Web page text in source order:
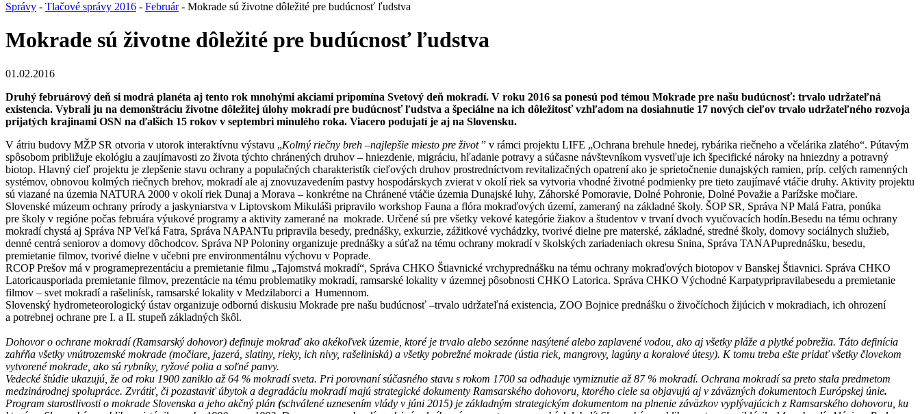
Správy - Tlačové správy 2016 - Február- Mokrade sú životne dôležité pre budúcnosť ľudstva
Mokrade sú životne dôležité pre budúcnosť ľudstva
01.02.2016
Druhý februárový deň si modrá planéta aj tento rok mnohými akciami pripomína Svetový deň mokradí. V roku 2016 sa ponesú pod témou Mokrade pre našu budúcnosť: trvalo udržateľná
existencia. Vybrali ju na demonštráciu životne dôležitej úlohy mokradí pre budúcnosť ľudstva a špeciálne na ich dôležitosť vzhľadom na dosiahnutie 17 nových cieľov trvalo udržateľného rozvoja
prijatých krajinami OSN na ďalších 15 rokov v septembri minulého roka. Viacero podujatí je aj na Slovensku.
V átriu budovy MŽP SR otvoria v utorok interaktívnu výstavu „Kolmý riečny breh –najlepšie miesto pre život” v rámci projektu LIFE „Ochrana brehule hnedej, rybárika riečneho a včelárika zlatého“. Pútavým
spôsobom približuje ekológiu a zaujímavosti zo života týchto chránených druhov – hniezdenie, migráciu, hľadanie potravy a súčasne návštevníkom vysvetľuje ich špecifické nároky na hniezdny a potravný
biotop. Hlavný cieľ projektu je zlepšenie stavu ochrany a populačných charakteristík cieľových druhov prostredníctvom revitalizačných opatrení ako je sprietočnenie dunajských ramien, príp. celých ramenných
systémov, obnovou kolmých riečnych brehov, mokradí ale aj znovuzavedením pastvy hospodárskych zvierat v okolí riek sa vytvoria vhodné životné podmienky pre tieto zaujímavé vtáčie druhy. Aktivity projektu
sú viazané na územia NATURA 2000 v okolí riek Dunaj a Morava – konkrétne na Chránené vtáčie územia Dunajské luhy, Záhorské Pomoravie, Dolné Pohronie, Dolné Považie a Parížske močiare.
Slovenské múzeum ochrany prírody a jaskyniarstva v Liptovskom Mikuláši pripravilo workshop Fauna a flóra mokraďových území, zameraný na základné školy. ŠOP SR, Správa NP Malá Fatra, ponúka
pre školy v regióne počas februára výukové programy a aktivity zamerané na mokrade. Určené sú pre všetky vekové kategórie žiakov a študentov v trvaní dvoch vyučovacích hodín.Besedu na tému ochrany
mokradí chystá aj Správa NP Veľká Fatra, Správa NAPANTu pripravila besedy, prednášky, exkurzie, zážitkové vychádzky, tvorivé dielne pre materské, základné, stredné školy, domovy sociálnych služieb,
denné centrá seniorov a domovy dôchodcov. Správa NP Poloniny organizuje prednášky a súťaž na tému ochrany mokradí v školských zariadeniach okresu Snina, Správa TANAPuprednášku, besedu,
premietanie filmov, tvorivé dielne v učebni pre environmentálnu výchovu v Poprade.
RCOP Prešov má v programeprezentáciu a premietanie filmu „Tajomstvá mokradí“, Správa CHKO Štiavnické vrchyprednášku na tému ochrany mokraďových biotopov v Banskej Štiavnici. Správa CHKO
Latoricausporiada premietanie filmov, prezentácie na tému problematiky mokradí, ramsarské lokality v územnej pôsobnosti CHKO Latorica. Správa CHKO Východné Karpatypripravilabesedu a premietanie
filmov – svet mokradí a rašelinísk, ramsarské lokality v Medzilaborci a Humennom.
Slovenský hydrometeorologický ústav organizuje odbornú diskusiu Mokrade pre našu budúcnosť –trvalo udržateľná existencia, ZOO Bojnice prednášku o živočíchoch žijúcich v mokradiach, ich ohrození
a potrebnej ochrane pre I. a II. stupeň základných škôl.
Dohovor o ochrane mokradí (Ramsarský dohovor) definuje mokraď ako akékoľvek územie, ktoré je trvalo alebo sezónne nasýtené alebo zaplavené vodou, ako aj všetky pláže a plytké pobrežia. Táto definícia
zahŕňa všetky vnútrozemské mokrade (močiare, jazerá, slatiny, rieky, ich nivy, rašeliniská) a všetky pobrežné mokrade (ústia riek, mangrovy, lagúny a koralové útesy). K tomu treba ešte pridať všetky človekom
vytvorené mokrade, ako sú rybníky, ryžové polia a soľné panvy.
Vedecké štúdie ukazujú, že od roku 1900 zaniklo až 64 % mokradí sveta. Pri porovnaní súčasného stavu s rokom 1700 sa odhaduje vymiznutie až 87 % mokradí. Ochrana mokradí sa preto stala predmetom
medzinárodnej spolupráce. Zvrátiť, či pozastaviť úbytok a degradáciu mokradí majú strategické dokumenty Ramsarského dohovoru, ktorého ciele sa objavujú aj v záväzných dokumentoch Európskej únie.
Program starostlivosti o mokrade Slovenska a jeho akčný plán (schválené uznesením vlády v júni 2015) je základným strategickým dokumentom na plnenie záväzkov vyplývajúcich z Ramsarského dohovoru, ku